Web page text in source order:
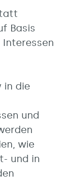
Basis
Interessen
in die
und
wie
und in